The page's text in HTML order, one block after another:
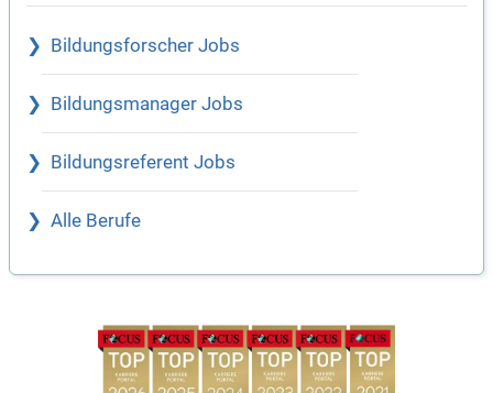
Bildungsforscher Jobs
Bildungsmanager Jobs
Bildungsreferent Jobs
Alle Berufe